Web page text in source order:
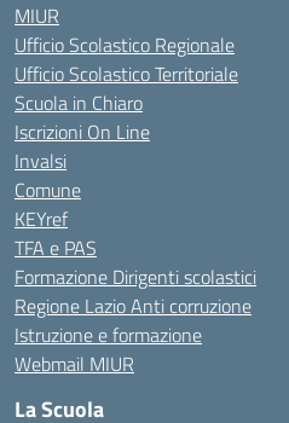
MIUR
Ufficio Scolastico Regionale
Ufficio Scolastico Territoriale
Scuola in Chiaro
Iscrizioni On Line
Invalsi
Comune
KEYref
TFA e PAS
Formazione Dirigenti scolastici
Regione Lazio Anti corruzione
Istruzione e formazione
Webmail MIUR
La Scuola